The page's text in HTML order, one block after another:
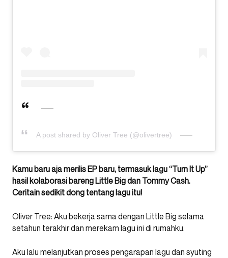
A post shared by Oliver Tree (@olivertree)
Kamu baru aja merilis EP baru, termasuk lagu “Turn It Up”
hasil kolaborasi bareng Little Big dan Tommy Cash.
Ceritain sedikit dong tentang lagu itu!
Oliver Tree: Aku bekerja sama dengan Little Big selama
setahun terakhir dan merekam lagu ini di rumahku.
Aku lalu melanjutkan proses pengarapan lagu dan syuting